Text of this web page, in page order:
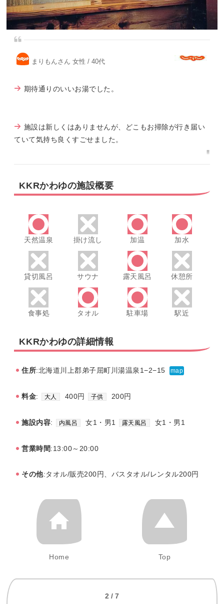
まりもんさん 女性 / 40代
期待通りのいいお湯でした。
施設は新しくはありませんが、どこもお掃除が行き届い
ていて気持ち良くすごせました。
!!
KKRかわゆの施設概要
天然温泉 掛け流し 加温 加水
貸切風呂 サウナ 露天風呂 休憩所
食事処 タオル 駐車場 駅近
KKRかわゆの詳細情報
住所:北海道川上郡弟子屈町川湯温泉1−2−15 map
料金: 大人 400円 子供 200円
施設内容: 内風呂 女1・男1 露天風呂 女1・男1
営業時間:13:00～20:00
その他:タオル/販売200円、バスタオル/レンタル200円
Home Top
2 / 7